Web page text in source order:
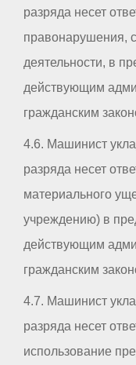
разряда несет
правонарушения,
деятельности, в
действующим
гражданским
4.6. Машинист
разряда несет
материального
учреждению) в
действующим
гражданским
4.7. Машинист
разряда несет
использование